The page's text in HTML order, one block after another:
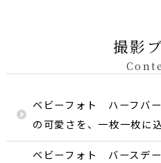
撮影
ベビーフォト ハーフバ
の可愛さを、一枚一枚に
ベビーフォト バースデ